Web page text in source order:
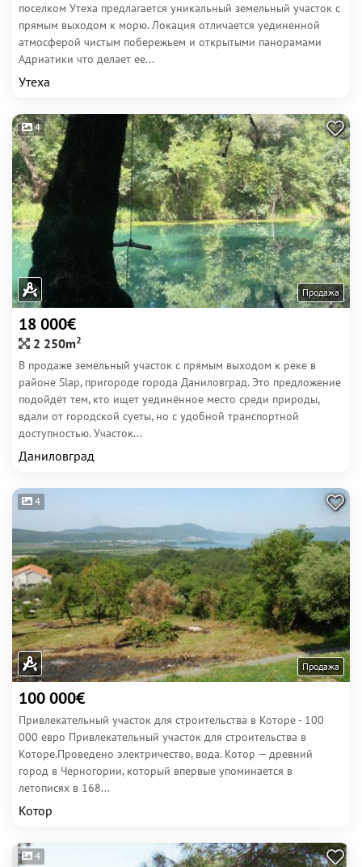
поселком Утеха предлагается уникальный земельный участок с
прямым выходом к морю. Локация отличается уединенной
атмосферой чистым побережьем и открытыми панорамами
Адриатики что делает ее...
Утеха
4
Продажа
18 000€
2 250m2
В продаже земельный участок с прямым выходом к реке в
районе Slap, пригороде города Даниловград. Это предложение
подойдёт тем, кто ищет уединённое место среди природы,
вдали от городской суеты, но с удобной транспортной
доступностью. Участок...
Даниловград
4
Продажа
100 000€
Привлекательный участок для строительства в Которе - 100
000 евро Привлекательный участок для строительства в
Которе.Проведено электричество, вода. Котор — древний
город в Черногории, который впервые упоминается в
летописях в 168...
Котор
4